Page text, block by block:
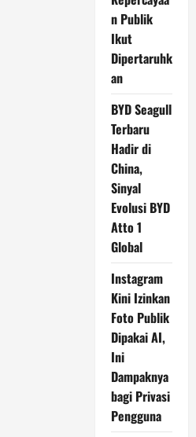
n Publik
Ikut
Dipertaruhk
an
BYD Seagull
Terbaru
Hadir di
China,
Sinyal
Evolusi BYD
Atto 1
Global
Instagram
Kini Izinkan
Foto Publik
Dipakai AI,
Ini
Dampaknya
bagi Privasi
Pengguna